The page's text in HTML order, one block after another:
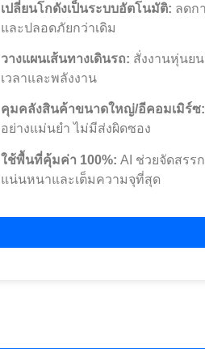
เปลี่ยนโกดังเป็นระบบอัตโนมัติ: ลดก
และปลอดภัยกว่าเดิม
วางแผนเส้นทางเดินรถ: สั่งงานหุ่นย
เวลาและพลังงาน
คุมคลังสินค้าขนาดใหญ่/อีคอมเมิร์ซ:
อย่างแม่นยำ ไม่มีส่งผิดซอง
ใช้พื้นที่คุ้มค่า 100%: AI ช่วยจัดสรร
แน่นหนาและเต็มความจุที่สุด